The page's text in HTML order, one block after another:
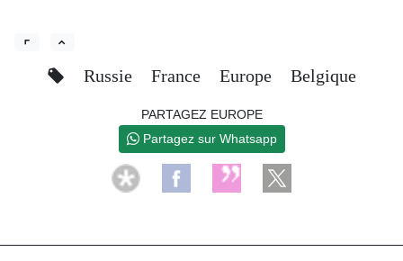
Russie France Europe Belgique
PARTAGEZ EUROPE
Partagez sur Whatsapp